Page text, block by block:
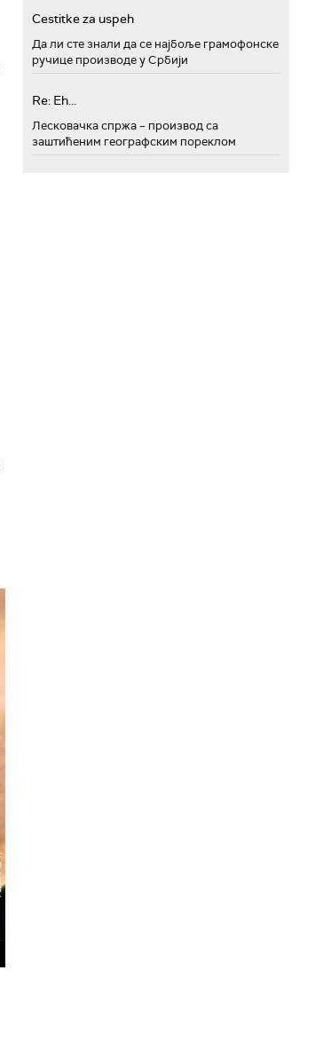
Cestitke za uspeh
Да ли сте знали да се најбоље грамофонске
ручице производе у Србији
Re: Eh...
Лесковачка спржа – производ са
заштићеним географским пореклом